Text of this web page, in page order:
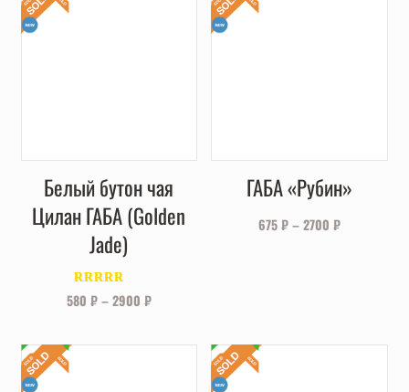
Белый бутон чая
Цилан ГАБА (Golden
Jade)
Оценка5.00
из 5
580 ₽–2900 ₽
ГАБА «Рубин»
675₽–2700 ₽